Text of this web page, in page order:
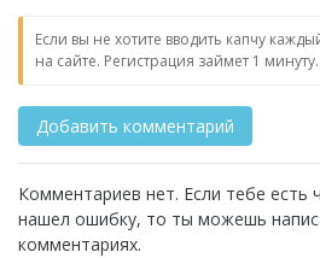
Если вы не хотите вводить капчу
на сайте. Регистрация займет 1 минуту.
Комментариев нет. Если тебе есть
нашел ошибку, то ты можешь
комментариях.